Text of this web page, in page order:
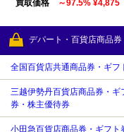
買取価格 ～97.5% ¥4,875
デパート・百貨店商品
全国百貨店共通商品券・ギフ
三越伊勢丹百貨店商品券・ギ
券・株主優待券
小田急百貨店商品券・ギフト